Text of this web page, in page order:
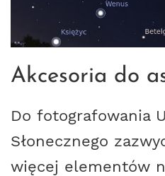
Akcesoria do
Do fotografowania
Słonecznego
więcej elementów